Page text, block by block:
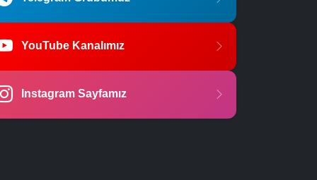
YouTube Kanalımız
Instagram Sayfamız